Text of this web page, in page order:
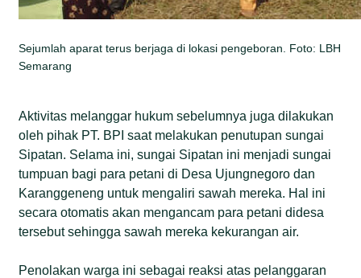
Sejumlah aparat terus berjaga di lokasi pengeboran. Foto: LBH
Semarang
Aktivitas melanggar hukum sebelumnya juga dilakukan
oleh pihak PT. BPI saat melakukan penutupan sungai
Sipatan. Selama ini, sungai Sipatan ini menjadi sungai
tumpuan bagi para petani di Desa Ujungnegoro dan
Karanggeneng untuk mengaliri sawah mereka. Hal ini
secara otomatis akan mengancam para petani didesa
tersebut sehingga sawah mereka kekurangan air.
Penolakan warga ini sebagai reaksi atas pelanggaran